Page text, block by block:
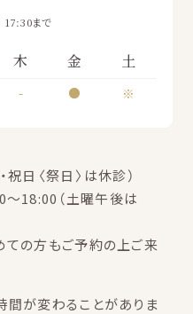
17:30まで
木 金 土
- ● ※
祝日〈祭日〉は休診）
～18:00（土曜午後は
ての方もご予約の上ご来
間が変わることがありま